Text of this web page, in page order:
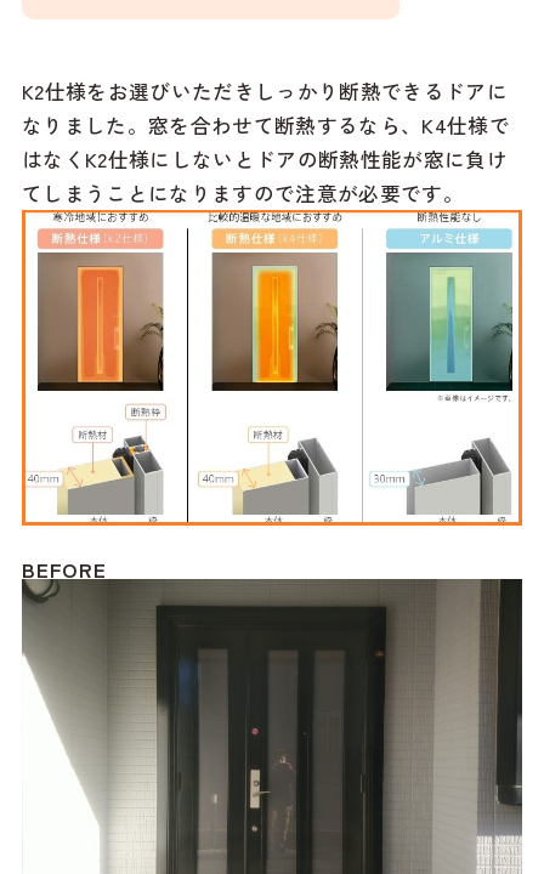
K2仕様をお選びいただきしっかり断熱できるドアに
なりました。窓を合わせて断熱するなら、K4仕様で
はなくK2仕様にしないとドアの断熱性能が窓に負け
てしまうことになりますので注意が必要です。
BEFORE